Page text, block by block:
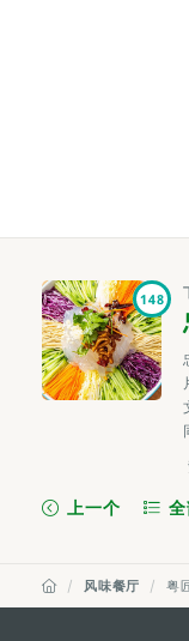
148
上一个
风味餐厅 粤